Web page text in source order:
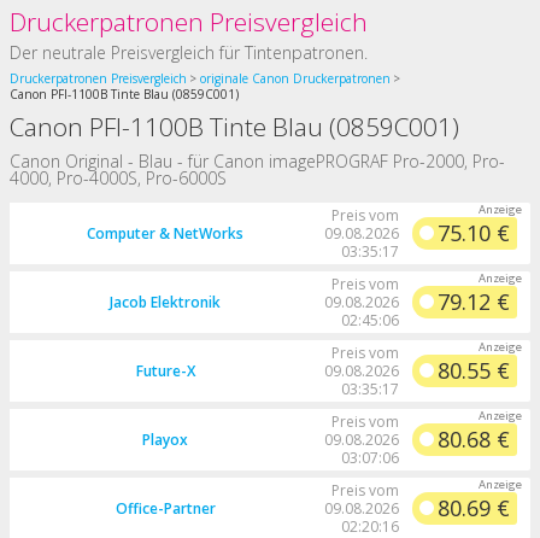
Druckerpatronen Preisvergleich
Der neutrale Preisvergleich für Tintenpatronen.
Druckerpatronen Preisvergleich
originale Canon Druckerpatronen
Canon PFI-1100B Tinte Blau (0859C001)
Canon PFI-1100B Tinte Blau (0859C001)
Canon Original - Blau - für Canon imagePROGRAF Pro-2000, Pro-
4000, Pro-4000S, Pro-6000S
Computer & NetWorks
Preis vom
09.08.2026
03:35:17
75.10 €
Jacob Elektronik
Preis vom
09.08.2026
02:45:06
79.12 €
Future-X
Preis vom
09.08.2026
03:35:17
80.55 €
Playox
Preis vom
09.08.2026
03:07:06
80.68 €
Office-Partner
Preis vom
09.08.2026
02:20:16
80.69 €